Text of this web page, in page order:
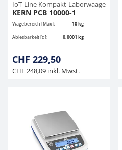
IoT-Line Kompakt-Laborwaage
KERN PCB 10000-1
Wägebereich [Max]:
10 kg
Ablesbarkeit [d]:
0,0001 kg
CHF 229,50
CHF 248,09 inkl. Mwst.